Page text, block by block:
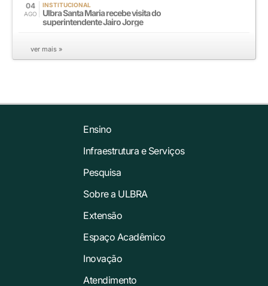
04
AGO
INSTITUCIONAL
Ulbra Santa Maria recebe visita do
superintendente Jairo Jorge
ver mais »
Ensino
Infraestrutura e Serviços
Pesquisa
Sobre a ULBRA
Extensão
Espaço Acadêmico
Inovação
Atendimento